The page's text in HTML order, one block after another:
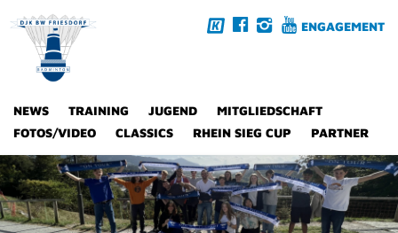
ENGAGEMENT
NEWS TRAINING JUGEND
MITGLIEDSCHAFT
FOTOS/VIDEO
CLASSICS RHEIN SIEG CUP PARTNER